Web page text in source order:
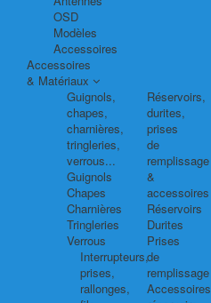
OSD
Modèles
Accessoires
Accessoires
& Matériaux
Guignols,
chapes,
charnières,
tringleries,
verrous...
Guignols
Chapes
Charnières
Tringleries
Verrous
Interrupteurs,
prises,
rallonges,
Réservoirs,
durites,
prises
de
remplissage
&
accessoires
Réservoirs
Durites
Prises
de
remplissage
Accessoires